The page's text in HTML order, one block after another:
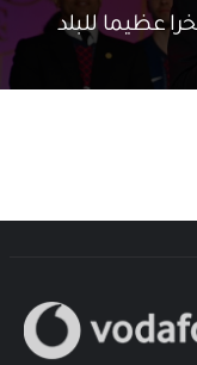
عظيما للبلد